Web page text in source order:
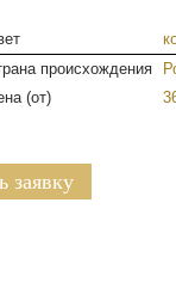
происхождения
(от)
заявку